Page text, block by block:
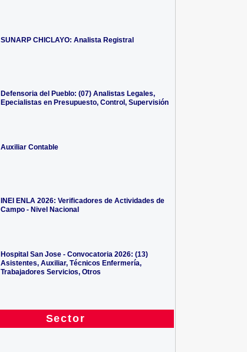
SUNARP CHICLAYO: Analista Registral
Defensoria del Pueblo: (07) Analistas Legales,
Epecialistas en Presupuesto, Control, Supervisión
Auxiliar Contable
INEI ENLA 2026: Verificadores de Actividades de
Campo - Nivel Nacional
Hospital San Jose - Convocatoria 2026: (13)
Asistentes, Auxiliar, Técnicos Enfermería,
Trabajadores Servicios, Otros
Sector